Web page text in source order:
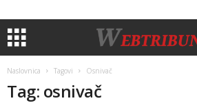
Naslovnica Tagovi Osnivač
Tag: osnivač